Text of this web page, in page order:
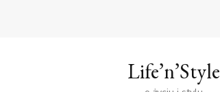
Life’n’Style